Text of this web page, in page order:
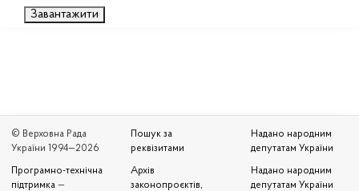
Завантажити
© Верховна Рада
України 1994—2026
Програмно-технічна
підтримка —
Пошук за
реквізитами
Архів
законопроєктів,
Надано народним
депутатам України
Надано народним
депутатам України